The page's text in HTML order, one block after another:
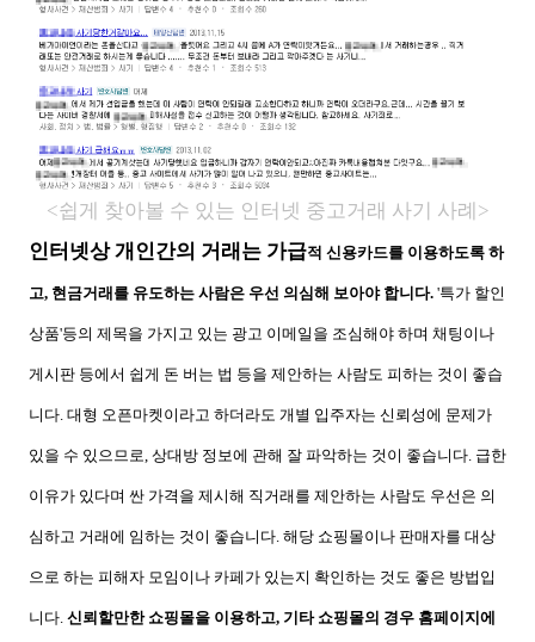
<쉽게 찾아볼 수 있는 인터넷 중고거래 사기 사례>
인터넷상 개인간의 거래는 가급적 신용카드를 이용하도록 하
고, 현금거래를 유도하는 사람은 우선 의심해 보아야 합니다. '특가 할인
상품'등의 제목을 가지고 있는 광고 이메일을 조심해야 하며 채팅이나
게시판 등에서 쉽게 돈 버는 법 등을 제안하는 사람도 피하는 것이 좋습
니다. 대형 오픈마켓이라고 하더라도 개별 입주자는 신뢰성에 문제가
있을 수 있으므로, 상대방 정보에 관해 잘 파악하는 것이 좋습니다. 급한
이유가 있다며 싼 가격을 제시해 직거래를 제안하는 사람도 우선은 의
심하고 거래에 임하는 것이 좋습니다. 해당 쇼핑몰이나 판매자를 대상
으로 하는 피해자 모임이나 카페가 있는지 확인하는 것도 좋은 방법입
니다. 신뢰할만한 쇼핑몰을 이용하고, 기타 쇼핑몰의 경우 홈페이지에